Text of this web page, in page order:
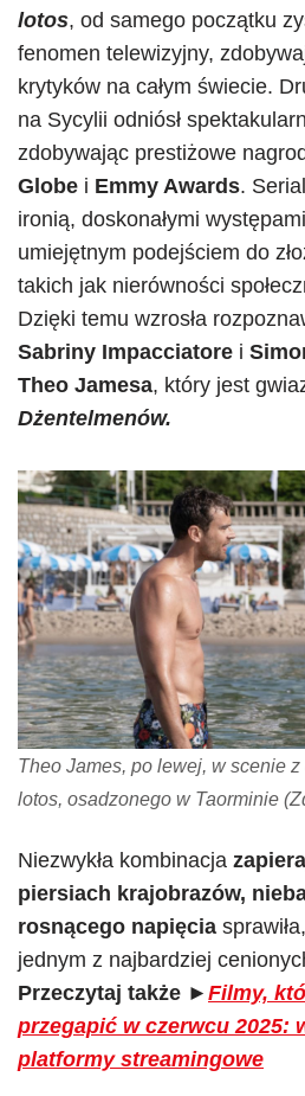
lotos, od samego początku
fenomen telewizyjny,
krytyków na całym świecie.
na Sycylii odniósł
zdobywając prestiżowe
Globe i Emmy Awards.
ironią, doskonałymi
umiejętnym podejściem do
takich jak nierówności
Dzięki temu wzrosła
Sabriny Impacciatore i
Theo Jamesa, który jest
Dżentelmenów.
Theo James, po lewej, w scenie
lotos, osadzonego w Taorminie
Niezwykła kombinacja
piersiach krajobrazów,
rosnącego napięcia
jednym z najbardziej
Przeczytaj także ► Filmy,
przegapić w czerwcu 2025:
platformy streamingowe